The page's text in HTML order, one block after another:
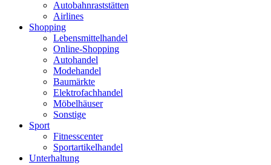
Autobahnraststätten
Airlines
Shopping
Lebensmittelhandel
Online-Shopping
Autohandel
Modehandel
Baumärkte
Elektrofachhandel
Möbelhäuser
Sonstige
Sport
Fitnesscenter
Sportartikelhandel
Unterhaltung